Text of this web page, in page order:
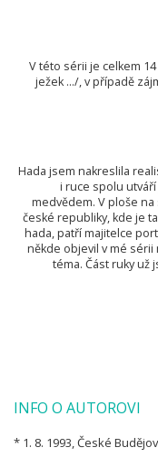
V této sérii je celkem
ježek .../, v případě
Hada jsem nakreslila
i ruce spolu
medvědem. V ploše
české republiky, kde je
hada, patří majitelce
někde objevil v mé
téma. Část ruky už
INFO O AUTOROVI
* 1. 8. 1993, České